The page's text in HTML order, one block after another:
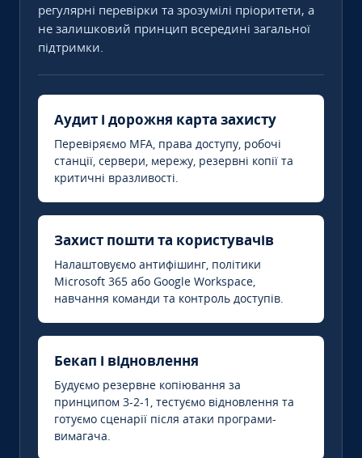
регулярні перевірки та зрозумілі пріоритети, а
не залишковий принцип всередині загальної
підтримки.
Аудит і дорожня карта захисту
Перевіряємо MFA, права доступу, робочі
станції, сервери, мережу, резервні копії та
критичні вразливості.
Захист пошти та користувачів
Налаштовуємо антифішинг, політики
Microsoft 365 або Google Workspace,
навчання команди та контроль доступів.
Бекап і відновлення
Будуємо резервне копіювання за
принципом 3-2-1, тестуємо відновлення та
готуємо сценарії після атаки програми-
вимагача.